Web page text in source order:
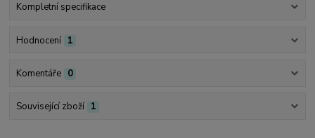
Kompletní specifikace
Hodnocení 1
Komentáře 0
Související zboží 1